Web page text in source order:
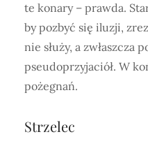
te konary – prawda.
by pozbyć się iluzji,
nie służy, a zwłaszcza
pseudoprzyjaciół. W
pożegnań.
Strzelec